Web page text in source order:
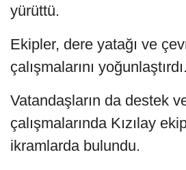
yürüttü.
Ekipler, dere yatağı ve
çalışmalarını yoğunlaştırdı.
Vatandaşların da destek
çalışmalarında Kızılay
ikramlarda bulundu.